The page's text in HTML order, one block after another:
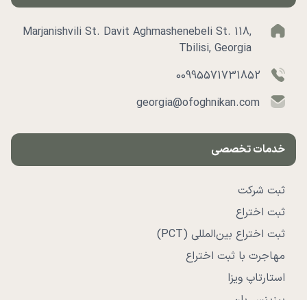
Marjanishvili St. Davit Aghmashenebeli St. 118,
Tbilisi, Georgia
00995571731852
georgia@ofoghnikan.com
خدمات تخصصی
ثبت شرکت
ثبت اختراع
ثبت اختراع بین‌المللی (PCT)
مهاجرت با ثبت اختراع
استارتاپ ویزا